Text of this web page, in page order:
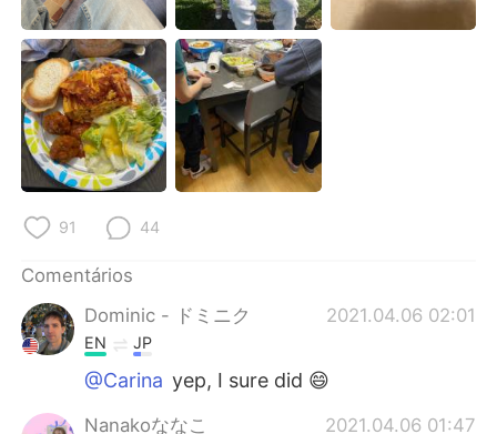
91 44
Comentários
Dominic - ドミニク
2021.04.06 02:01
EN JP
@Carina yep, I sure did 😄
Nanakoななこ 2021.04.06 01:47